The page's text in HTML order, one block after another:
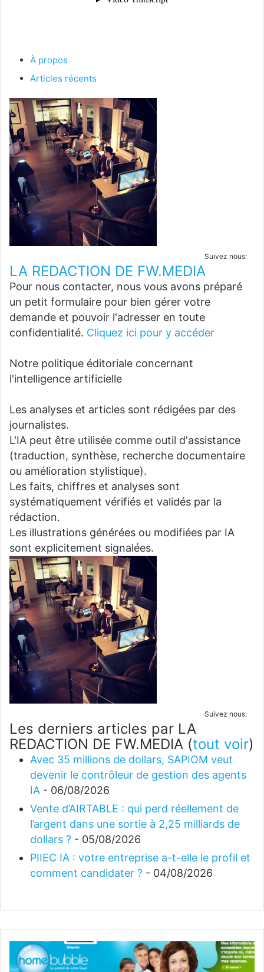
À propos
Articles récents
Suivez nous:
LA REDACTION DE FW.MEDIA
Pour nous contacter, nous vous avons préparé
un petit formulaire pour bien gérer votre
demande et pouvoir l'adresser en toute
confidentialité. Cliquez ici pour y accéder
Notre politique éditoriale concernant
l'intelligence artificielle
Les analyses et articles sont rédigées par des
journalistes.
L'IA peut être utilisée comme outil d'assistance
(traduction, synthèse, recherche documentaire
ou amélioration stylistique).
Les faits, chiffres et analyses sont
systématiquement vérifiés et validés par la
rédaction.
Les illustrations générées ou modifiées par IA
sont explicitement signalées.
Suivez nous:
Les derniers articles par LA
REDACTION DE FW.MEDIA (tout voir)
Avec 35 millions de dollars, SAPIOM veut
devenir le contrôleur de gestion des agents
IA - 06/08/2026
Vente d’AIRTABLE : qui perd réellement de
l’argent dans une sortie à 2,25 milliards de
dollars ? - 05/08/2026
PIIEC IA : votre entreprise a-t-elle le profil et
comment candidater ? - 04/08/2026